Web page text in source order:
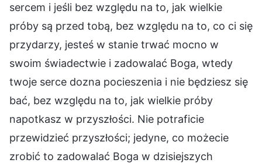
sercem i jeśli bez względu na to, jak wielkie
próby są przed tobą, bez względu na to, co ci się
przydarzy, jesteś w stanie trwać mocno w
swoim świadectwie i zadowalać Boga, wtedy
twoje serce dozna pocieszenia i nie będziesz się
bać, bez względu na to, jak wielkie próby
napotkasz w przyszłości. Nie potraficie
przewidzieć przyszłości; jedyne, co możecie
zrobić to zadowalać Boga w dzisiejszych